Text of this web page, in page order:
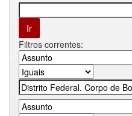
Filtros correntes: